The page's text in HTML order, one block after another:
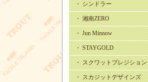
・ シンドラー
・ 湘南ZERO
・ Jun Minnow
・ STAYGOLD
・ スクワットプレジション
・ スカジットデザインズ